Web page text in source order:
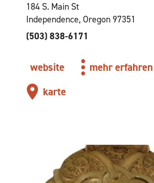
184 S. Main St
Independence, Oregon 97351
(503) 838-6171
website
mehr erfahren
karte